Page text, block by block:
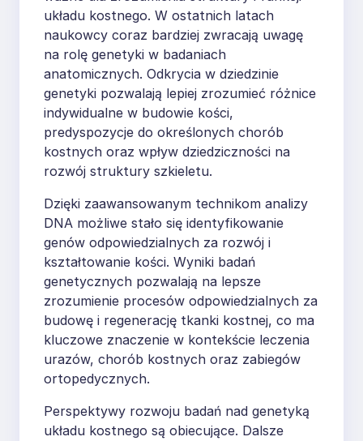
układu kostnego. W ostatnich latach
naukowcy coraz bardziej zwracają uwagę
na rolę genetyki w badaniach
anatomicznych. Odkrycia w dziedzinie
genetyki pozwalają lepiej zrozumieć różnice
indywidualne w budowie kości,
predyspozycje do określonych chorób
kostnych oraz wpływ dziedziczności na
rozwój struktury szkieletu.
Dzięki zaawansowanym technikom analizy
DNA możliwe stało się identyfikowanie
genów odpowiedzialnych za rozwój i
kształtowanie kości. Wyniki badań
genetycznych pozwalają na lepsze
zrozumienie procesów odpowiedzialnych za
budowę i regenerację tkanki kostnej, co ma
kluczowe znaczenie w kontekście leczenia
urazów, chorób kostnych oraz zabiegów
ortopedycznych.
Perspektywy rozwoju badań nad genetyką
układu kostnego są obiecujące. Dalsze